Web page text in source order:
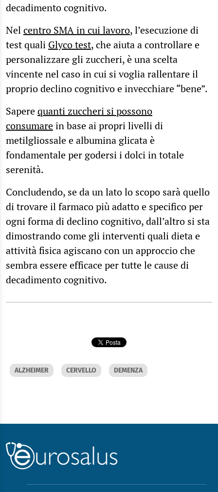
decadimento cognitivo.
Nelcentro SMA in cui lavoro, l’esecuzione di
test quali Glyco test, che aiuta a controllare e
personalizzare gli zuccheri, è una scelta
vincente nel caso in cui si voglia rallentare il
proprio declino cognitivo e invecchiare “bene”.
Saperequanti zuccheri si possono
consumarein base ai propri livelli di
metilgliossale e albumina glicata è
fondamentale per godersi i dolci in totale
serenità.
Concludendo, se da un lato lo scopo sarà quello
di trovare il farmaco più adatto e specifico per
ogni forma di declino cognitivo, dall’altro si sta
dimostrando come gli interventi quali dieta e
attività fisica agiscano con un approccio che
sembra essere efficace per tutte le cause di
decadimento cognitivo.
ALZHEIMER CERVELLO DEMENZA